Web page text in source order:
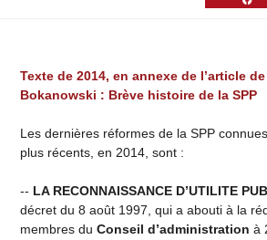
Texte de 2014, en annexe de l’article
Bokanowski : Brève histoire de la SPP
Les dernières réformes de la SPP
plus récents, en 2014, sont :
-- LA RECONNAISSANCE D’UTILITE
décret du 8 août 1997, qui a abouti à la
membres du Conseil d’administration à